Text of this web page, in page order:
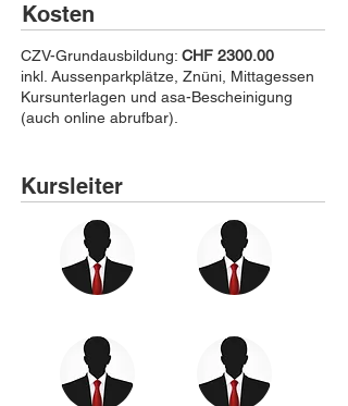
Kosten
CZV-Grundausbildung: CHF 2300.00
inkl. Aussenparkplätze, Znüni, Mittagessen
Kursunterlagen und asa-Bescheinigung
(auch online abrufbar).
Kursleiter